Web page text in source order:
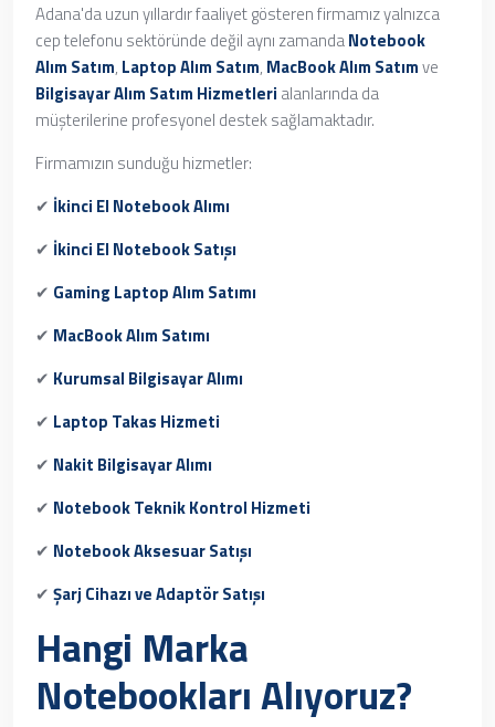
Adana'da uzun yıllardır faaliyet gösteren firmamız yalnızca
cep telefonu sektöründe değil aynı zamandaNotebook
Alım Satım, Laptop Alım Satım, MacBook Alım Satımve
Bilgisayar Alım Satım Hizmetleri alanlarında da
müşterilerine profesyonel destek sağlamaktadır.
Firmamızın sunduğu hizmetler:
✔ İkinci El Notebook Alımı
✔ İkinci El Notebook Satışı
✔ Gaming Laptop Alım Satımı
✔ MacBook Alım Satımı
✔ Kurumsal Bilgisayar Alımı
✔ Laptop Takas Hizmeti
✔ Nakit Bilgisayar Alımı
✔ Notebook Teknik Kontrol Hizmeti
✔ Notebook Aksesuar Satışı
✔ Şarj Cihazı ve Adaptör Satışı
Hangi Marka
Notebookları Alıyoruz?